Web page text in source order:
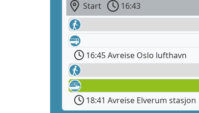
Start 16:43
16:45 Avreise Oslo lufthavn
18:41 Avreise Elverum stasjon